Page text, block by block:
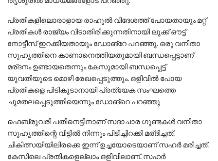
പ്രതികളിലൊരാളായ രാഹുല്‍ വിദേശത്ത് പോയതായും മറ്റ്
പ്രതികള്‍ രാജ്യം വിടാതിരിക്കുന്നതിനായി ലുക്ക് ഔട്ട്
നോട്ടീസ് ഇറക്കിയതായും ഡോങ്‌റേ പറഞ്ഞു. ഒരു വനിതാ
സുഹൃത്തിനെ കാണാനെത്തിയതുമായി ബന്ധപ്പെട്ടാണ്
മര്ദനം ഉണ്ടായതെന്നും കേസുമായി ബന്ധപ്പെട്ട്
യുവതിയുടെ മൊഴി രേഖപ്പെടുത്തും. ഒളിവില്‍ പോയ
പ്രതികളെ പിടികൂടാനായി പ്രത്യേക സംഘത്തെ
ചുമതലപ്പെടുത്തിയെന്നും ഡോങ്‌റെ പറഞ്ഞു
ഫെബ്രുവരി പതിനെട്ടിനാണ് സദാചാര ഗുണ്ടകള്‍ വനിതാ
സുഹൃത്തിന്റെ വീട്ടില്‍ നിന്നും പിടിച്ചിറക്കി മര്ദിച്ചത്.
ചികിത്സയിയിലിരക്കെ ഇന്ന് ഉച്ചയോടെയാണ് സഹര്‍ മരിച്ചത്.
കേസിലെ പ്രതികളെല്ലാം ഒളിവിലാണ്. സഹര്‍